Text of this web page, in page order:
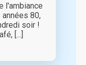
l'ambiance
80,
soir !
[...]